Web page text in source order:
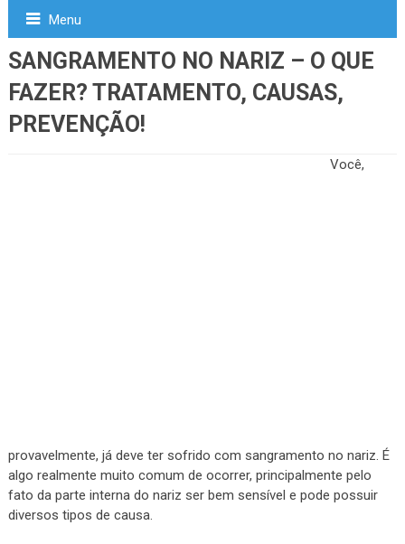
Menu
SANGRAMENTO NO NARIZ – O QUE
FAZER? TRATAMENTO, CAUSAS,
PREVENÇÃO!
Você,
provavelmente, já deve ter sofrido com sangramento no nariz. É
algo realmente muito comum de ocorrer, principalmente pelo
fato da parte interna do nariz ser bem sensível e pode possuir
diversos tipos de causa.